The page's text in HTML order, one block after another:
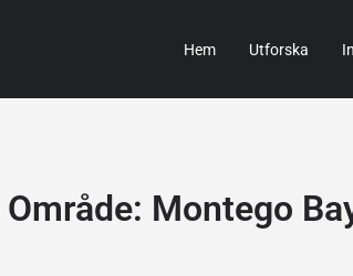
Hem Utforska
Område: Montego